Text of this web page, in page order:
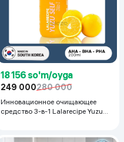
18 156 so'm/oyga
249 000280 000
Инновационное очищающее
средство 3-в-1 Lalarecipe Yuzu